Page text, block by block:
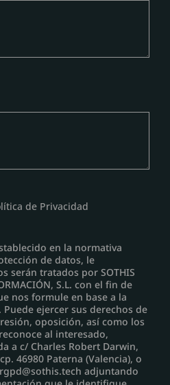
de Privacidad
en la normativa
de datos, le
serán tratados por SOTHIS
S.L. con el fin de
nos formule en base a la
ejercer sus derechos de
oposición, así como los
al interesado,
a c/ Charles Robert Darwin,
46980 Paterna (Valencia), o
adjuntando